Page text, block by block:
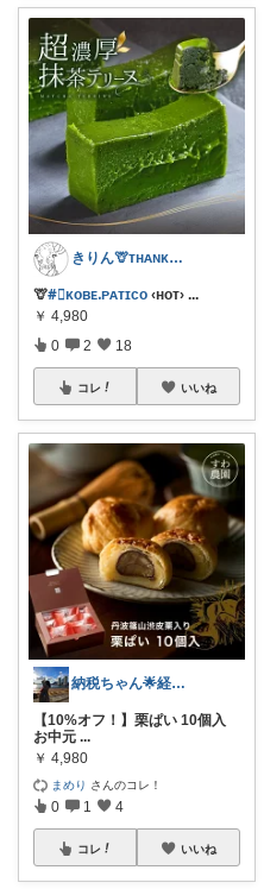
きりん🦒ᴛʜᴀɴᴋs ᴀʟᴡᴀʏs.
🦒#⃞ᴋoʙᴇᱹᴘᴀᴛɪco ‹ʜᴏᴛ› ...
￥ 4,980
0 2 18
コレ いいね
納税ちゃん🌟経由購入★
【10%オフ！】栗ぱい 10個入
お中元 ...
￥ 4,980
まめり さんのコレ！
0 1 4
コレ いいね